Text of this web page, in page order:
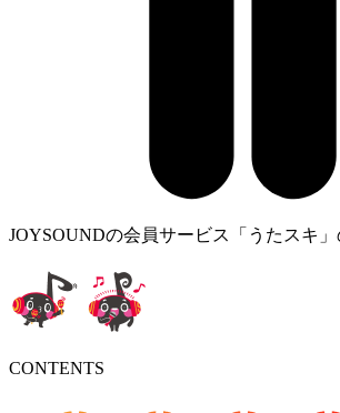
JOYSOUNDの会員サービス「うたスキ
CONTENTS